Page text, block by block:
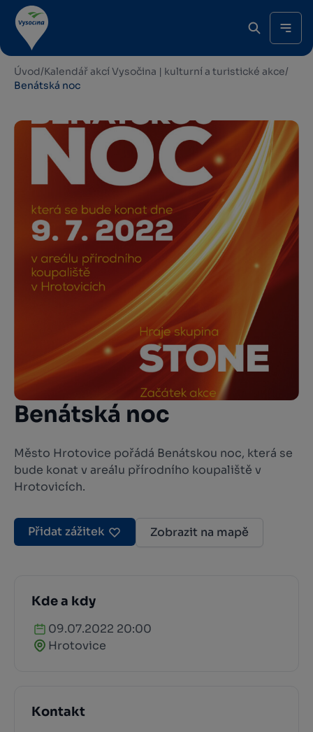
Úvod/Kalendář akcí Vysočina | kulturní a turistické akce/
Benátská noc
Benátská noc
Město Hrotovice pořádá Benátskou noc, která se
bude konat v areálu přírodního koupaliště v
Hrotovicích.
Přidat zážitek Zobrazit na mapě
Kde a kdy
09.07.2022 20:00
Hrotovice
Kontakt